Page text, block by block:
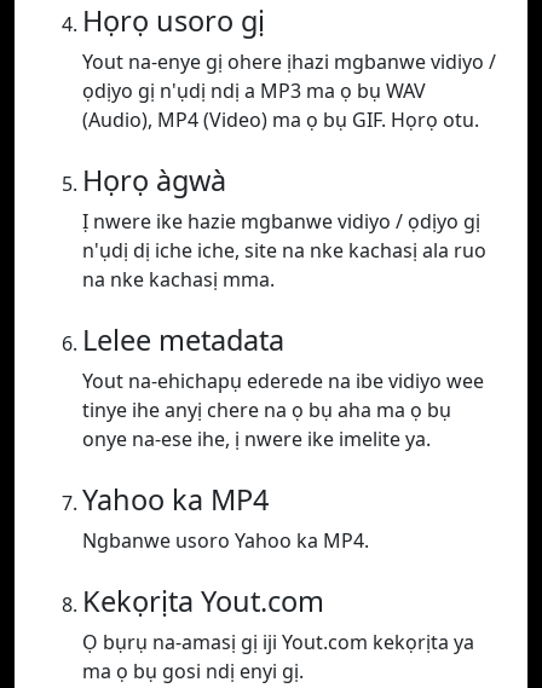
Họrọ usoro gị
Yout na-enye gị ohere ịhazi mgbanwe vidiyo /
ọdịyo gị n'ụdị ndị a MP3 ma ọ bụ WAV
(Audio), MP4 (Video) ma ọ bụ GIF. Họrọ otu.
Họrọ àgwà
Ị nwere ike hazie mgbanwe vidiyo / ọdịyo gị
n'ụdị dị iche iche, site na nke kachasị ala ruo
na nke kachasị mma.
Lelee metadata
Yout na-ehichapụ ederede na ibe vidiyo wee
tinye ihe anyị chere na ọ bụ aha ma ọ bụ
onye na-ese ihe, ị nwere ike imelite ya.
Yahoo ka MP4
Ngbanwe usoro Yahoo ka MP4.
Kekọrịta Yout.com
Ọ bụrụ na-amasị gị iji Yout.com kekọrịta ya
ma ọ bụ gosi ndị enyi gị.